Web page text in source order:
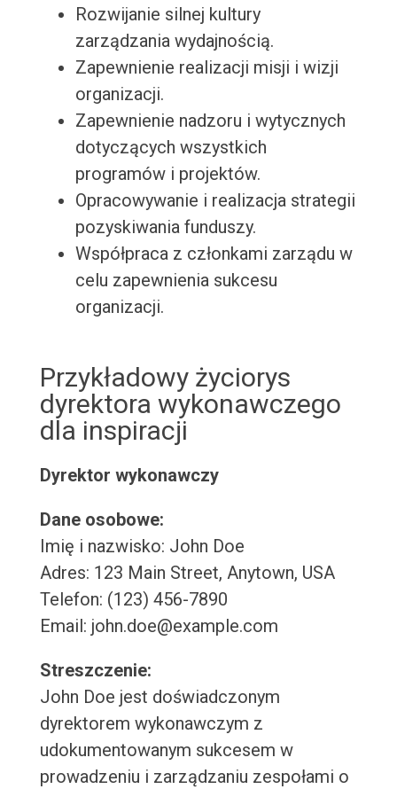
Rozwijanie silnej kultury
zarządzania wydajnością.
Zapewnienie realizacji misji i wizji
organizacji.
Zapewnienie nadzoru i wytycznych
dotyczących wszystkich
programów i projektów.
Opracowywanie i realizacja strategii
pozyskiwania funduszy.
Współpraca z członkami zarządu w
celu zapewnienia sukcesu
organizacji.
Przykładowy życiorys
dyrektora wykonawczego
dla inspiracji
Dyrektor wykonawczy
Dane osobowe:
Imię i nazwisko: John Doe
Adres: 123 Main Street, Anytown, USA
Telefon: (123) 456-7890
Email: john.doe@example.com
Streszczenie:
John Doe jest doświadczonym
dyrektorem wykonawczym z
udokumentowanym sukcesem w
prowadzeniu i zarządzaniu zespołami o